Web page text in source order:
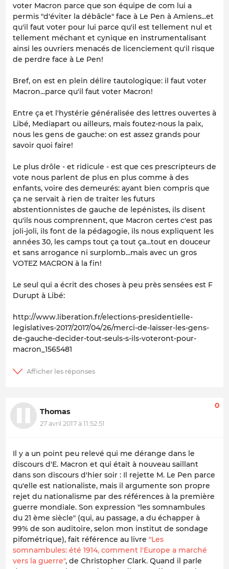
voter Macron parce que son équipe de com lui a
permis "d'éviter la débâcle" face à Le Pen à Amiens...et
qu'il faut voter pour lui parce qu'il est tellement nul et
tellement méchant et cynique en instrumentalisant
ainsi les ouvriers menacés de licenciement qu'il risque
de perdre face à Le Pen!
Bref, on est en plein délire tautologique: il faut voter
Macron...parce qu'il faut voter Macron!
Entre ça et l'hystérie généralisée des lettres ouvertes à
Libé, Mediapart ou ailleurs, mais foutez-nous la paix,
nous les gens de gauche: on est assez grands pour
savoir quoi faire!
Le plus drôle - et ridicule - est que ces prescripteurs de
vote nous parlent de plus en plus comme à des
enfants, voire des demeurés: ayant bien compris que
ça ne servait à rien de traiter les futurs
abstentionnistes de gauche de lepénistes, ils disent
qu'ils nous comprennent, que Macron certes c'est pas
joli-joli, ils font de la pédagogie, ils nous expliquent les
années 30, les camps tout ça tout ça...tout en douceur
et sans arrogance ni surplomb...mais avec un gros
VOTEZ MACRON à la fin!
Le seul qui a écrit des choses à peu près sensées est F
Durupt à Libé:
http://www.liberation.fr/elections-presidentielle-
legislatives-2017/2017/04/26/merci-de-laisser-les-gens-
de-gauche-decider-tout-seuls-s-ils-voteront-pour-
macron_1565481
Thomas
27 avril 2017 à 11:52:51
0
Il y a un point peu relevé qui me dérange dans le
discours d'E. Macron et qui était à nouveau saillant
dans son discours d'hier soir : Il rejette M. Le Pen parce
qu'elle est nationaliste, mais il argumente son propre
rejet du nationalisme par des références à la première
guerre mondiale. Son expression "les somnambules
du 21 ème siècle" (qui, au passage, a du échapper à
99% de son auditoire, selon mon institut de sondage
pifométrique), fait référence au livre "Les
somnambules: été 1914, comment l'Europe a marché
vers la guerre", de Christopher Clark. Quand il parle